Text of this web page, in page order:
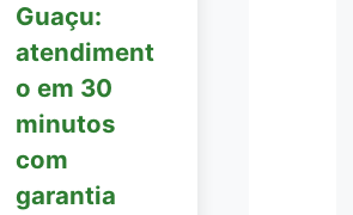
Guaçu:
atendiment
o em 30
minutos
com
garantia